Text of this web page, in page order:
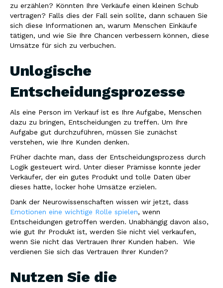
zu erzählen? Könnten Ihre Verkäufe einen kleinen Schub
vertragen? Falls dies der Fall sein sollte, dann schauen Sie
sich diese Informationen an, warum Menschen Einkäufe
tätigen, und wie Sie Ihre Chancen verbessern können, diese
Umsätze für sich zu verbuchen.
Unlogische
Entscheidungsprozesse
Als eine Person im Verkauf ist es Ihre Aufgabe, Menschen
dazu zu bringen, Entscheidungen zu treffen. Um Ihre
Aufgabe gut durchzuführen, müssen Sie zunächst
verstehen, wie Ihre Kunden denken.
Früher dachte man, dass der Entscheidungsprozess durch
Logik gesteuert wird. Unter dieser Prämisse konnte jeder
Verkäufer, der ein gutes Produkt und tolle Daten über
dieses hatte, locker hohe Umsätze erzielen.
Dank der Neurowissenschaften wissen wir jetzt, dass
Emotionen eine wichtige Rolle spielen, wenn
Entscheidungen getroffen werden. Unabhängig davon also,
wie gut Ihr Produkt ist, werden Sie nicht viel verkaufen,
wenn Sie nicht das Vertrauen Ihrer Kunden haben. Wie
verdienen Sie sich das Vertrauen Ihrer Kunden?
Nutzen Sie die